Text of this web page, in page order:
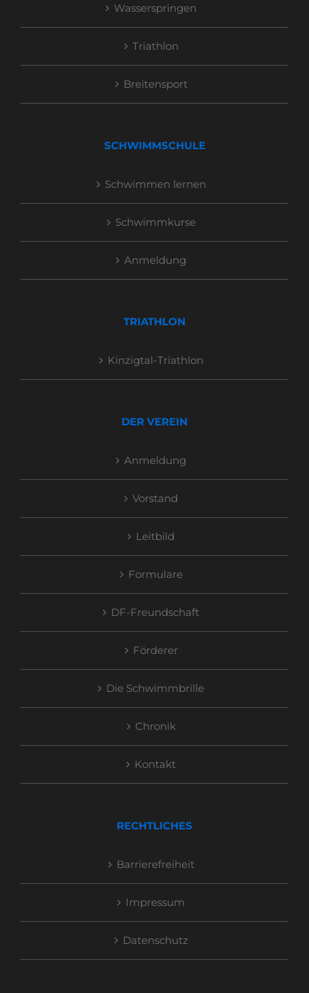
Wasserspringen
Triathlon
Breitensport
SCHWIMMSCHULE
Schwimmen lernen
Schwimmkurse
Anmeldung
TRIATHLON
Kinzigtal-Triathlon
DER VEREIN
Anmeldung
Vorstand
Leitbild
Formulare
DF-Freundschaft
Förderer
Die Schwimmbrille
Chronik
Kontakt
RECHTLICHES
Barrierefreiheit
Impressum
Datenschutz